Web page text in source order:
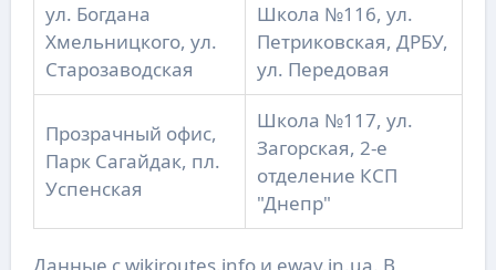
ул. Богдана
Хмельницкого, ул.
Старозаводская
Школа №116, ул.
Петриковская, ДРБУ,
ул. Передовая
Прозрачный офис,
Парк Сагайдак, пл.
Успенская
Школа №117, ул.
Загорская, 2-е
отделение КСП
"Днепр"